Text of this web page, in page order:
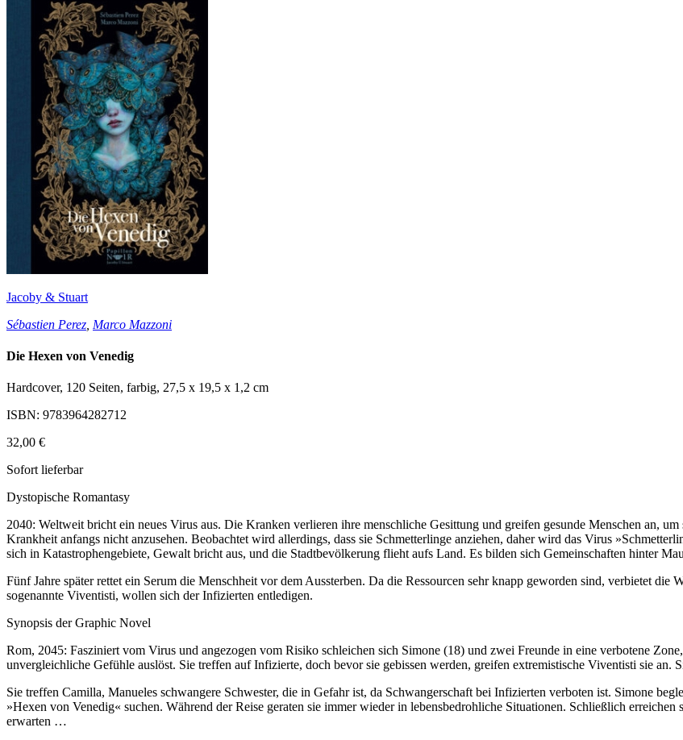
Jacoby & Stuart
Sébastien Perez Marco Mazzoni
Die Hexen von Venedig
Hardcover, 120 Seiten, farbig, 27,5 x 19,5 x 1,2 cm
ISBN: 9783964282712
32,00 €
Sofort lieferbar
Dystopische Romantasy
2040: Weltweit bricht ein neues Virus aus. Die Kranken verlieren ihre menschliche Gesittung und greifen gesunde Menschen an,
Krankheit anfangs nicht anzusehen. Beobachtet wird allerdings, dass sie Schmetterlinge anziehen, daher wird das Virus
sich in Katastrophengebiete, Gewalt bricht aus, und die Stadtbevölkerung flieht aufs Land. Es bilden sich Gemeinschaften hinter
Fünf Jahre später rettet ein Serum die Menschheit vor dem Aussterben. Da die Ressourcen sehr knapp geworden sind, verbietet
sogenannte Viventisti, wollen sich der Infizierten entledigen.
Synopsis der Graphic Novel
Rom, 2045: Fasziniert vom Virus und angezogen vom Risiko schleichen sich Simone (18) und zwei Freunde in eine verbotene
unvergleichliche Gefühle auslöst. Sie treffen auf Infizierte, doch bevor sie gebissen werden, greifen extremistische Viventisti sie
Sie treffen Camilla, Manueles schwangere Schwester, die in Gefahr ist, da Schwangerschaft bei Infizierten verboten ist. Simone
»Hexen von Venedig« suchen. Während der Reise geraten sie immer wieder in lebensbedrohliche Situationen. Schließlich
erwarten …